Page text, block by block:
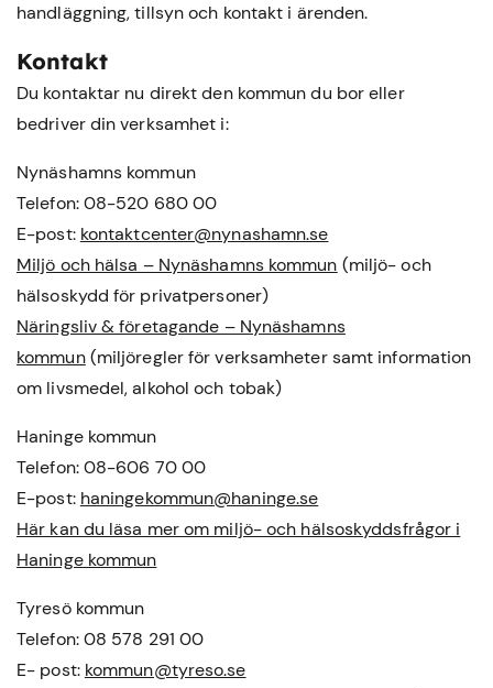
handläggning, tillsyn och kontakt i ärenden.
Kontakt
Du kontaktar nu direkt den kommun du bor eller
bedriver din verksamhet i:
Nynäshamns kommun
Telefon: 08-520 680 00
E-post: kontaktcenter@nynashamn.se
Miljö och hälsa – Nynäshamns kommun (miljö- och
hälsoskydd för privatpersoner)
Näringsliv & företagande – Nynäshamns
kommun(miljöregler för verksamheter samt information
om livsmedel, alkohol och tobak)
Haninge kommun
Telefon: 08-606 70 00
E-post: haningekommun@haninge.se
Här kan du läsa mer om miljö- och hälsoskyddsfrågor i
Haninge kommun
Tyresö kommun
Telefon: 08 578 291 00
E- post: kommun@tyreso.se